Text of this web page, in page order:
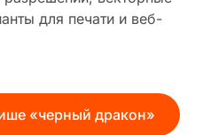
для печати и веб-
«черный дракон»